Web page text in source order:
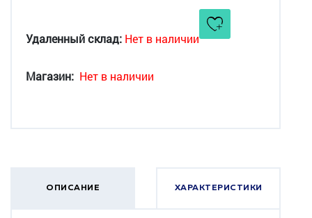
Удаленный склад: Нет в наличии
Магазин: Нет в наличии
ОПИСАНИЕ ХАРАКТЕРИСТИКИ